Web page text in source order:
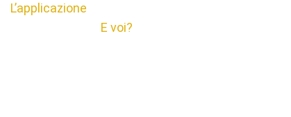
L’applicazione
E voi?